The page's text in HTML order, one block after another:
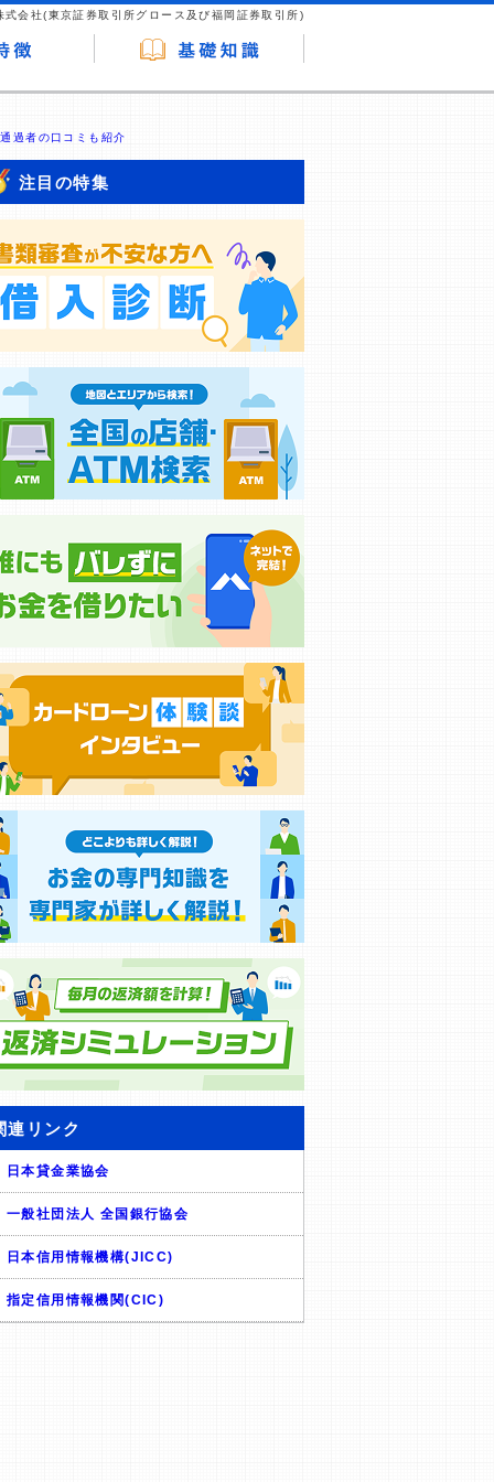
式会社(東京証券取引所グロース及び福岡証券取引所)
過者の口コミも紹介
注目の特集
連リンク
日本貸金業協会
一般社団法人 全国銀行協会
日本信用情報機構(JICC)
指定信用情報機関(CIC)